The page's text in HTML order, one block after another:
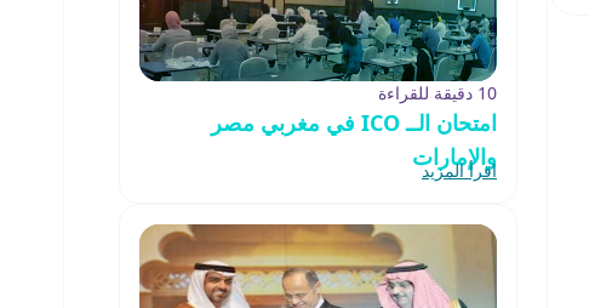
10 دقيقة للقراءة
امتحان الــ ICO في مغربي مصر
والإمارات
اقرأ المزيد